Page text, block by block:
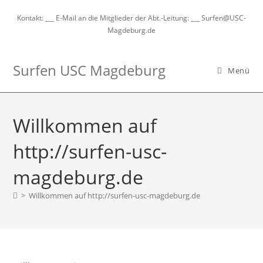
Kontakt: ___ E-Mail an die Mitglieder der Abt.-Leitung: ___ Surfen@USC-
Magdeburg.de
Surfen USC Magdeburg Menü
Willkommen auf
http://surfen-usc-
magdeburg.de
> Willkommen auf http://surfen-usc-magdeburg.de